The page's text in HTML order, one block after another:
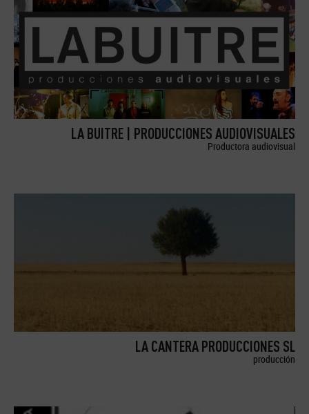
LA BUITRE | PRODUCCIONES AUDIOVISUALES
Productora audiovisual
LA CANTERA PRODUCCIONES SL
producción